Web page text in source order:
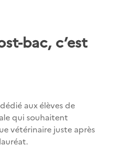
bac, c’est
aux élèves de
qui souhaitent
vétérinaire juste après